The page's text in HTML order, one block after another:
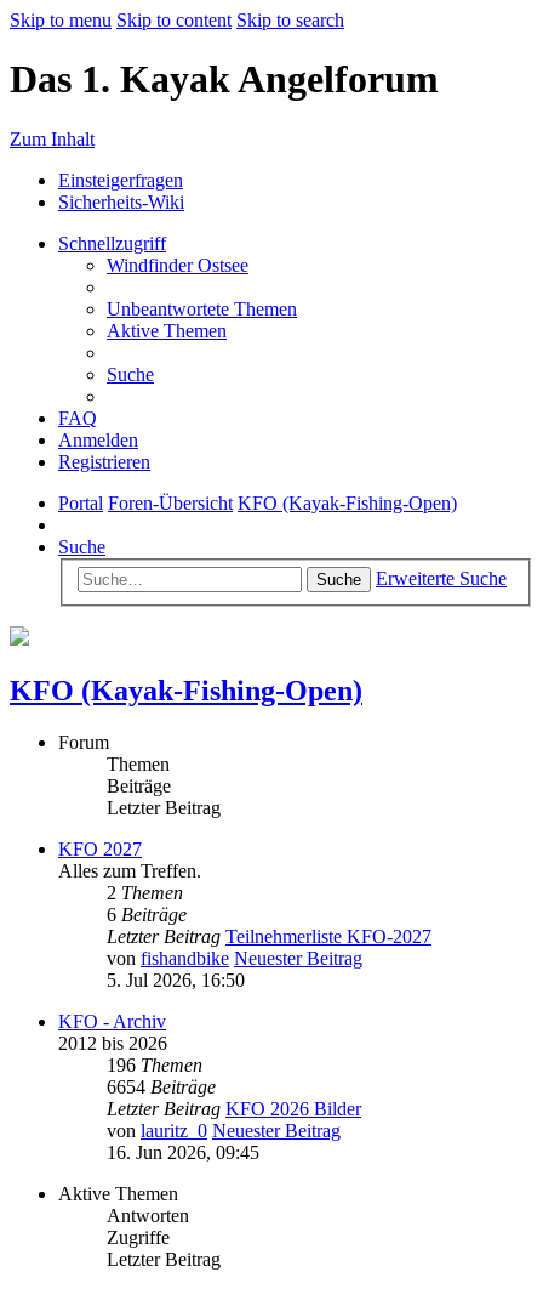
Skip to menu Skip to content Skip to search
Das 1. Kayak Angelforum
Zum Inhalt
Einsteigerfragen
Sicherheits-Wiki
Schnellzugriff
Windfinder Ostsee
Unbeantwortete Themen
Aktive Themen
Suche
FAQ
Anmelden
Registrieren
Portal Foren-Übersicht KFO (Kayak-Fishing-Open)
Suche
Suche Erweiterte Suche
KFO (Kayak-Fishing-Open)
Forum
Themen
Beiträge
Letzter Beitrag
KFO 2027
Alles zum Treffen.
2 Themen
6 Beiträge
Letzter Beitrag Teilnehmerliste KFO-2027
von fishandbike Neuester Beitrag
5. Jul 2026, 16:50
KFO - Archiv
2012 bis 2026
196 Themen
6654 Beiträge
Letzter Beitrag KFO 2026 Bilder
von lauritz_0 Neuester Beitrag
16. Jun 2026, 09:45
Aktive Themen
Antworten
Zugriffe
Letzter Beitrag